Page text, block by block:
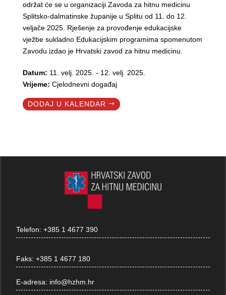
održat će se u organizaciji Zavoda za hitnu medicinu
Splitsko-dalmatinske županije u Splitu od 11. do 12.
veljače 2025. Rješenje za provođenje edukacijske
vježbe sukladno Edukacijskim programima spomenutom
Zavodu izdao je Hrvatski zavod za hitnu medicinu.
Datum: 11. velj. 2025. - 12. velj. 2025.
Vrijeme: Cjelodnevni događaj
DODAJ U KALENDAR
Telefon:+385 1 4677 390
Faks:+385 1 4677 180
E-adresa: info@hzhm.hr